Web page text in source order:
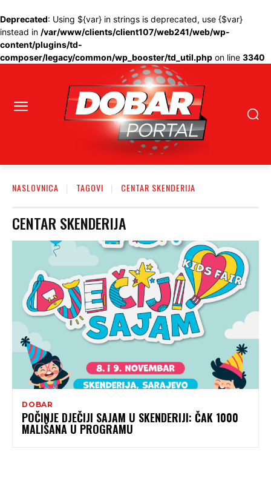
Deprecated: Using ${var} in strings is deprecated, use {$var}
instead in /var/www/clients/client107/web241/web/wp-
content/plugins/td-
composer/legacy/common/wp_booster/td_util.php on line 3340
NASLOVNICA TAGOVI CENTAR SKENDERIJA
CENTAR SKENDERIJA
DOBAR
POČINJE DJEČIJI SAJAM U SKENDERIJI: ČAK 1000
MALIŠANA U PROGRAMU